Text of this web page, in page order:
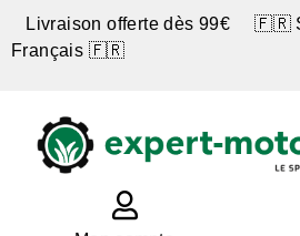
Livraison offerte dès 99€ 🇫🇷
Français 🇫🇷